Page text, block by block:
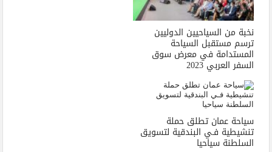
نخبة من السياحيين الدوليين
ترسم مستقبل السياحة
المستدامة في معرض سوق
السفر العربي 2023
سياحة عمان تطلق حملة
تنشيطية فـي البندقية لتسويق
السلطنة سياحيا